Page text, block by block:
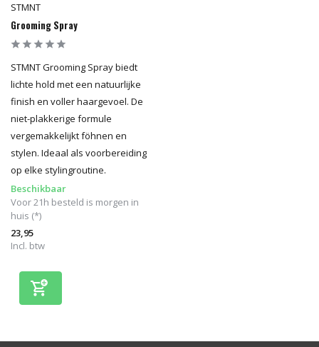
STMNT
Grooming Spray
STMNT Grooming Spray biedt
lichte hold met een natuurlijke
finish en voller haargevoel. De
niet-plakkerige formule
vergemakkelijkt föhnen en
stylen. Ideaal als voorbereiding
op elke stylingroutine.
Beschikbaar
Voor 21h besteld is morgen in
huis (*)
23,95
Incl. btw